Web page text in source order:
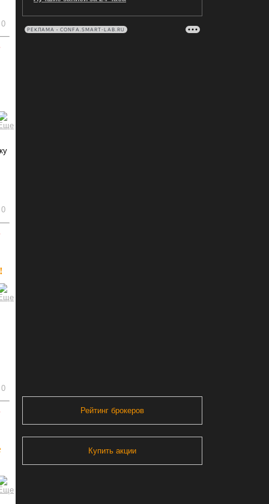
0
0
0
РЕКЛАМА • CONFA.SMART-LAB.RU
Рейтинг брокеров
Купить акции